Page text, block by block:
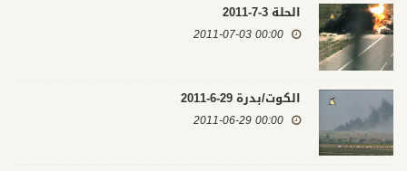
الحلة 3-7-2011
00:00 2011-07-03
الكوت/بدرة 29-6-2011
00:00 2011-06-29